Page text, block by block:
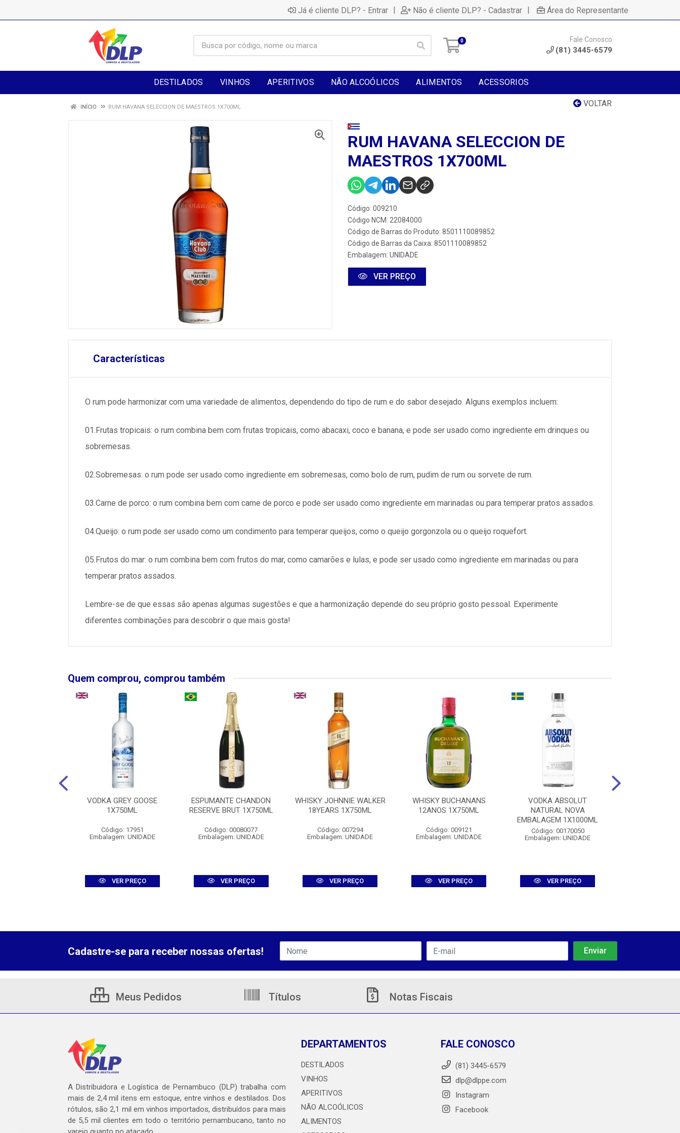
Já é cliente DLP? - Entrar | Não é cliente DLP? - Cadastrar | Área do Representante
0 Fale Conosco
(81) 3445-6579
DESTILADOS VINHOS APERITIVOS NÃO ALCOÓLICOS ALIMENTOS ACESSORIOS
VOLTAR
INÍCIO RUM HAVANA SELECCION DE MAESTROS 1X700ML
RUM HAVANA SELECCION DE
MAESTROS 1X700ML
Código: 009210
Código NCM: 22084000
Código de Barras do Produto: 8501110089852
Código de Barras da Caixa: 8501110089852
Embalagem: UNIDADE
VER PREÇO
Características
O rum pode harmonizar com uma variedade de alimentos, dependendo do tipo de rum e do sabor desejado. Alguns exemplos incluem:
01.Frutas tropicais: o rum combina bem com frutas tropicais, como abacaxi, coco e banana, e pode ser usado como ingrediente em drinques ou
sobremesas.
02.Sobremesas: o rum pode ser usado como ingrediente em sobremesas, como bolo de rum, pudim de rum ou sorvete de rum.
03.Carne de porco: o rum combina bem com carne de porco e pode ser usado como ingrediente em marinadas ou para temperar pratos assados.
04.Queijo: o rum pode ser usado como um condimento para temperar queijos, como o queijo gorgonzola ou o queijo roquefort.
05.Frutos do mar: o rum combina bem com frutos do mar, como camarões e lulas, e pode ser usado como ingrediente em marinadas ou para
temperar pratos assados.
Lembre-se de que essas são apenas algumas sugestões e que a harmonização depende do seu próprio gosto pessoal. Experimente
diferentes combinações para descobrir o que mais gosta!
Quem comprou, comprou também
VODKA GREY GOOSE
1X750ML
Código: 17951
Embalagem: UNIDADE
VER PREÇO
ESPUMANTE CHANDON
RESERVE BRUT 1X750ML
Código: 00080077
Embalagem: UNIDADE
VER PREÇO
WHISKY JOHNNIE WALKER
18YEARS 1X750ML
Código: 007294
Embalagem: UNIDADE
VER PREÇO
WHISKY BUCHANANS
12ANOS 1X750ML
Código: 009121
Embalagem: UNIDADE
VER PREÇO
VODKA ABSOLUT
NATURAL NOVA
EMBALAGEM 1X1000ML
Código: 00170050
Embalagem: UNIDADE
VER PREÇO
Cadastre-se para receber nossas ofertas!
Meus Pedidos Títulos Notas Fiscais
A Distribuidora e Logística de Pernambuco (DLP) trabalha com
mais de 2,4 mil itens em estoque, entre vinhos e destilados. Dos
rótulos, são 2,1 mil em vinhos importados, distribuídos para mais
de 5,5 mil clientes em todo o território pernambucano, tanto no
DEPARTAMENTOS
DESTILADOS
VINHOS
APERITIVOS
NÃO ALCOÓLICOS
ALIMENTOS
FALE CONOSCO
(81) 3445-6579
dlp@dlppe.com
Instagram
Facebook